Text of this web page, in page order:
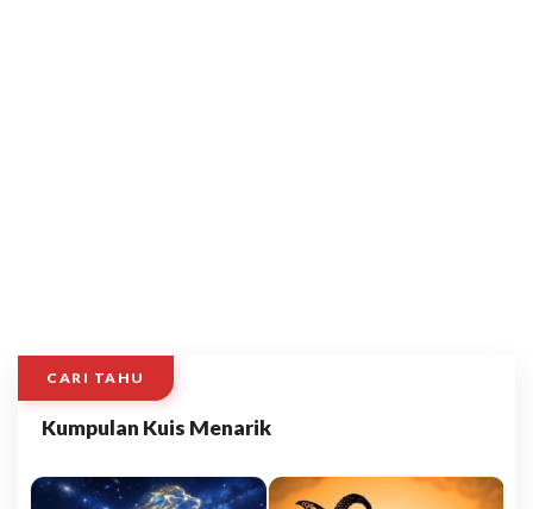
CARI TAHU
Kumpulan Kuis Menarik